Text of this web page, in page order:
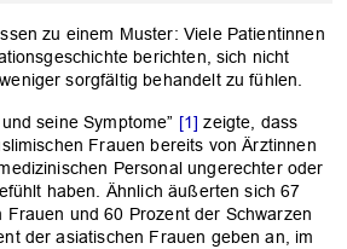
zu einem Muster: Viele Patientinnen
berichten, sich nicht
sorgfältig behandelt zu fühlen.
seine Symptome” [1] zeigte, dass
Frauen bereits von Ärztinnen
Personal ungerechter oder
haben. Ähnlich äußerten sich 67
Frauen und 60 Prozent der Schwarzen
der asiatischen Frauen geben an, im